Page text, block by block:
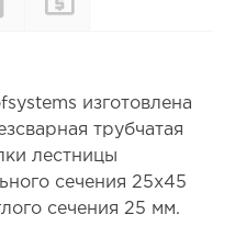
изготовлена
трубчатая
лестницы
сечения 25х45
сечения 25 мм.